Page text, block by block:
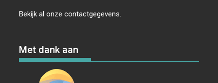
Bekijk al onzecontactgegevens.
Met dank aan